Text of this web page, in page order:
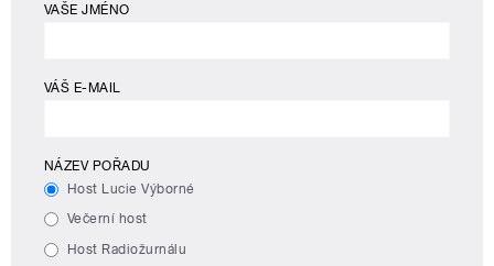
VAŠE JMÉNO
VÁŠ E-MAIL
NÁZEV POŘADU
Host Lucie Výborné
Večerní host
Host Radiožurnálu